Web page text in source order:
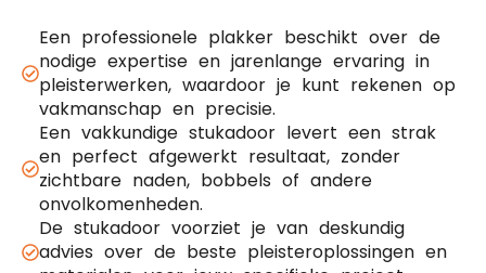
Een professionele plakker beschikt over de
nodige expertise en jarenlange ervaring in
pleisterwerken, waardoor je kunt rekenen op
vakmanschap en precisie.
Een vakkundige stukadoor levert een strak
en perfect afgewerkt resultaat, zonder
zichtbare naden, bobbels of andere
onvolkomenheden.
De stukadoor voorziet je van deskundig
advies over de beste pleisteroplossingen en